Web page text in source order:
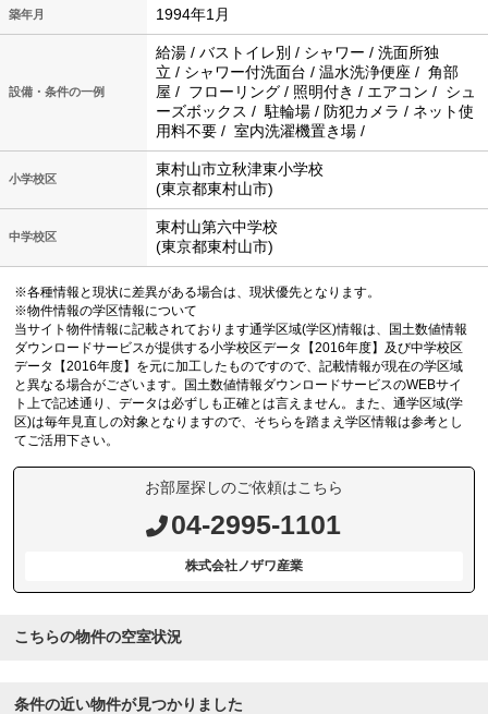
築年月 1994年1月
設備・条件の一例
給湯 / バストイレ別 / シャワー / 洗面所独
立 / シャワー付洗面台 / 温水洗浄便座 / 角部
屋 / フローリング / 照明付き / エアコン / シュ
ーズボックス / 駐輪場 / 防犯カメラ / ネット使
用料不要 / 室内洗濯機置き場 /
小学校区
東村山市立秋津東小学校
(東京都東村山市)
中学校区
東村山第六中学校
(東京都東村山市)
※各種情報と現状に差異がある場合は、現状優先となります。
※物件情報の学区情報について
当サイト物件情報に記載されております通学区域(学区)情報は、国土数値情報
ダウンロードサービスが提供する小学校区データ【2016年度】及び中学校区
データ【2016年度】を元に加工したものですので、記載情報が現在の学区域
と異なる場合がございます。国土数値情報ダウンロードサービスのWEBサイ
ト上で記述通り、データは必ずしも正確とは言えません。また、通学区域(学
区)は毎年見直しの対象となりますので、そちらを踏まえ学区情報は参考とし
てご活用下さい。
お部屋探しのご依頼はこちら
04-2995-1101
株式会社ノザワ産業
こちらの物件の空室状況
条件の近い物件が見つかりました